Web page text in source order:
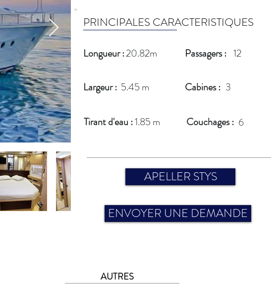
PRINCIPALES CARACTERISTIQUES
Longueur :20.82m Passagers : 12
Largeur : 5.45 m Cabines : 3
Tirant d'eau :1.85 m Couchages :
APELLER STYS
ENVOYER UNE DEMANDE
6
AUTRES